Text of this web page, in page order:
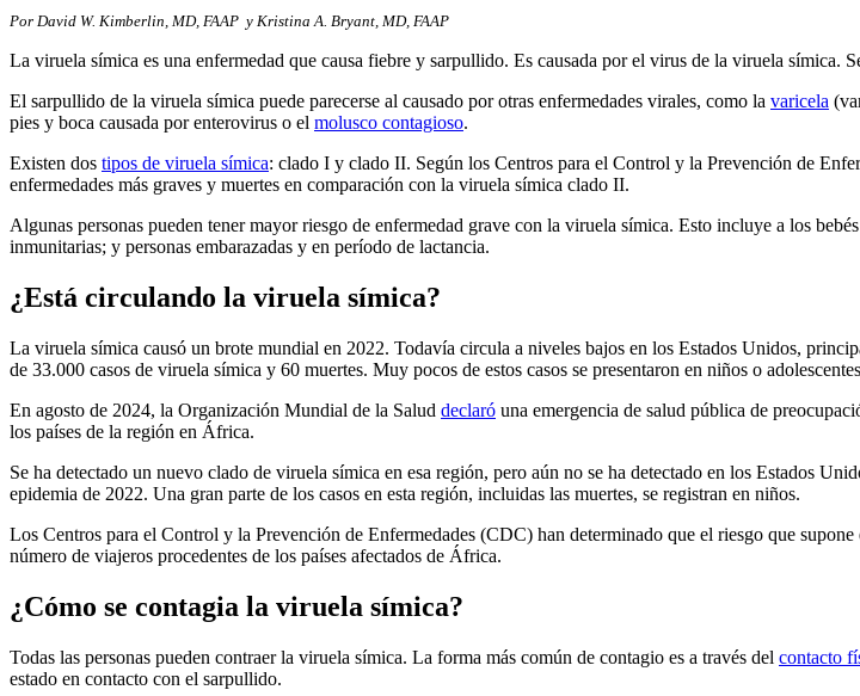
Por David W. Kimberlin, MD, FAAP y Kristina A. Bryant, MD, FAAP
La viruela símica es una enfermedad que causa fiebre y sarpullido. Es causada por el virus de la viruela
El sarpullido de la viruela símica puede parecerse al causado por otras enfermedades virales, como la varicela
pies y boca causada por enterovirus o el molusco contagioso.
Existen dos tipos de viruela símica: clado I y clado II. Según los Centros para el Control y la Prevención de
enfermedades más graves y muertes en comparación con la viruela símica clado II.
Algunas personas pueden tener mayor riesgo de enfermedad grave con la viruela símica. Esto incluye a los
inmunitarias; y personas embarazadas y en período de lactancia.
¿Está circulando la viruela símica?
La viruela símica causó un brote mundial en 2022. Todavía circula a niveles bajos en los Estados Unidos,
de 33.000 casos de viruela símica y 60 muertes. Muy pocos de estos casos se presentaron en niños o
En agosto de 2024, la Organización Mundial de la Salud declaró una emergencia de salud pública de
los países de la región en África.
Se ha detectado un nuevo clado de viruela símica en esa región, pero aún no se ha detectado en los Estados
epidemia de 2022. Una gran parte de los casos en esta región, incluidas las muertes, se registran en niños.
Los Centros para el Control y la Prevención de Enfermedades (CDC) han determinado que el riesgo que supone
número de viajeros procedentes de los países afectados de África.
¿Cómo se contagia la viruela símica?
Todas las personas pueden contraer la viruela símica. La forma más común de contagio es a través del contacto
estado en contacto con el sarpullido.